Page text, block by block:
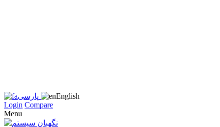
پارسی
English
Login Compare
Menu